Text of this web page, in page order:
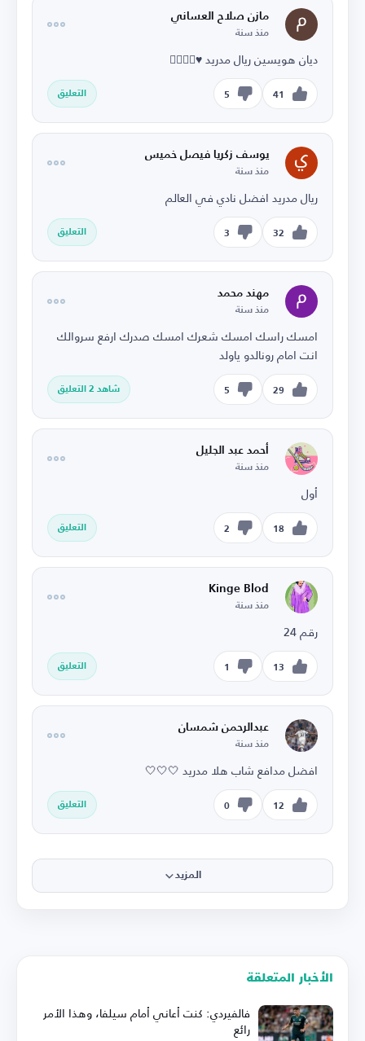
مازن صلاح العساني
منذ سنة
ديان هويسين ريال مدريد ♥️✌🏼💯💯
41
5 التعليق
يوسف زكريا فيصل خميس
منذ سنة
ريال مدريد افضل نادي في العالم
32
3 التعليق
مهند محمد
منذ سنة
امسك راسك امسك شعرك امسك صدرك ارفع سروالك
انت امام رونالدو ياولد
29
5 شاهد 2 التعليق
أحمد عبد الجليل
منذ سنة
أول
18
2 التعليق
Kinge Blod
منذ سنة
رقم 24
13
1 التعليق
عبدالرحمن شمسان
منذ سنة
افضل مدافع شاب هلا مدريد 🤍🤍🤍
12
0 التعليق
المزيد
الأخبار المتعلقة
فالفيردي: كنت أعاني أمام سيلفا، وهذا الأمر
رائع